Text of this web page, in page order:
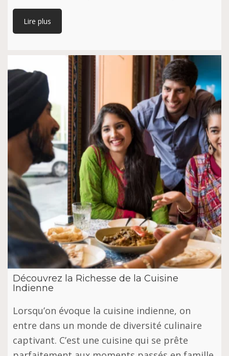
Lire plus
Découvrez la Richesse de la Cuisine
Indienne
Lorsqu’on évoque la cuisine indienne, on
entre dans un monde de diversité culinaire
captivant. C’est une cuisine qui se prête